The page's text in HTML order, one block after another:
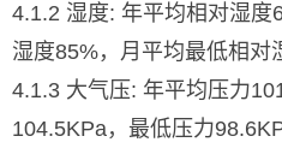
4.1.2 湿度: 年平均相对湿度
湿度85%，月平均最低相对
4.1.3 大气压: 年平均压力
104.5KPa，最低压力